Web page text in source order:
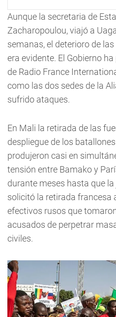
Aunque la secretaria de
Zacharopoulou, viajó a
semanas, el deterioro de
era evidente. El Gobierno
de Radio France
como las dos sedes de la
sufrido ataques.
En Mali la retirada de las
despliegue de los
produjeron casi en
tensión entre Bamako y
durante meses hasta que
solicitó la retirada francesa
efectivos rusos que
acusados de perpetrar
civiles.